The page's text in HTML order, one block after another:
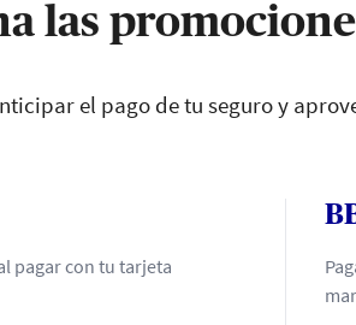
las
el pago de tu seguro y
pagar con tu tarjeta